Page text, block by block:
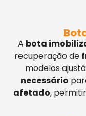
A bota
recuperação de
modelos
necessário
afetado,